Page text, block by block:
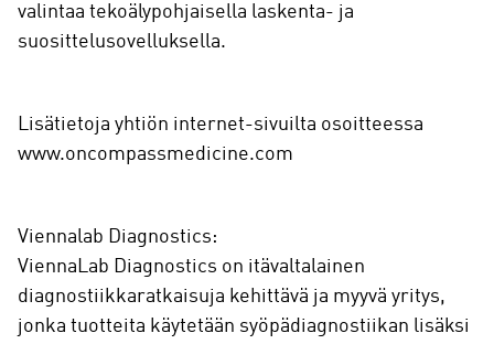
valintaa tekoälypohjaisella laskenta- ja
suosittelusovelluksella.
Lisätietoja yhtiön internet-sivuilta osoitteessa
www.oncompassmedicine.com
Viennalab Diagnostics:
ViennaLab Diagnostics on itävaltalainen
diagnostiikkaratkaisuja kehittävä ja myyvä yritys,
jonka tuotteita käytetään syöpädiagnostiikan lisäksi